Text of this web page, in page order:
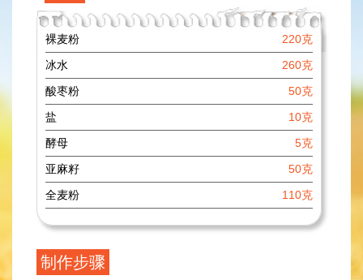
裸麦粉
220克
冰水
260克
酸枣粉
50克
盐
10克
酵母
5克
亚麻籽
50克
全麦粉
110克
制作步骤